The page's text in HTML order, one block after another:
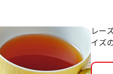
レー
イズ